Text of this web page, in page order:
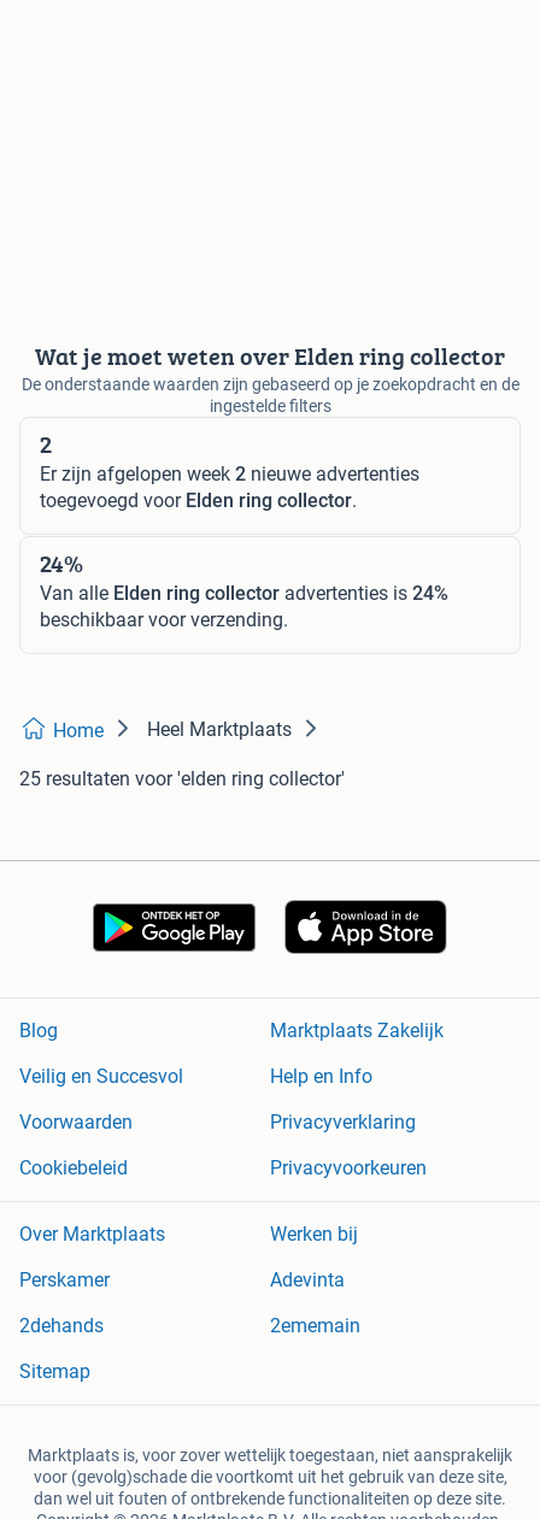
Wat je moet weten over Elden ring collector
De onderstaande waarden zijn gebaseerd op je zoekopdracht en de
ingestelde filters
2
Er zijn afgelopen week 2 nieuwe advertenties
toegevoegd voor Elden ring collector.
24%
Van alle Elden ring collector advertenties is 24%
beschikbaar voor verzending.
Home Heel Marktplaats
25 resultaten voor 'elden ring collector'
Blog
Marktplaats Zakelijk
Veilig en Succesvol
Help en Info
Voorwaarden
Privacyverklaring
Cookiebeleid
Privacyvoorkeuren
Over Marktplaats
Werken bij
Perskamer
Adevinta
2dehands
2ememain
Sitemap
Marktplaats is, voor zover wettelijk toegestaan, niet aansprakelijk
voor (gevolg)schade die voortkomt uit het gebruik van deze site,
dan wel uit fouten of ontbrekende functionaliteiten op deze site.